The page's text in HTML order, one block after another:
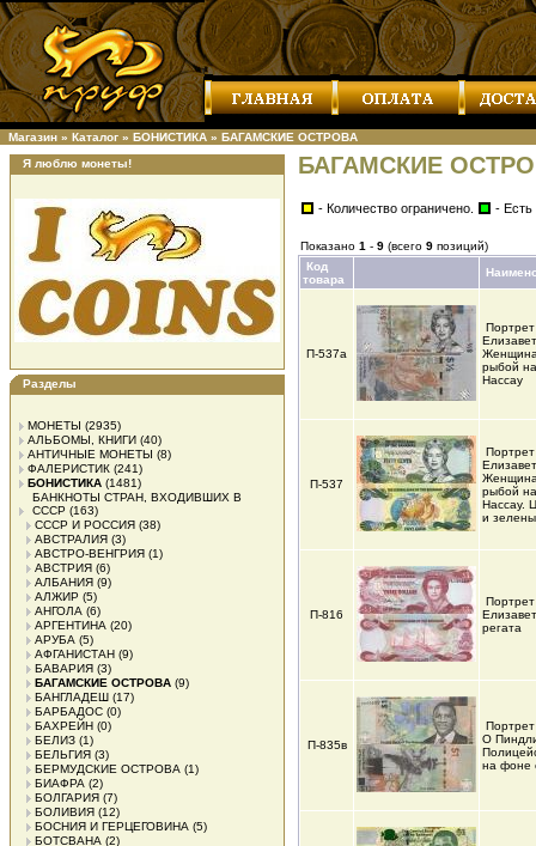
Магазин » Каталог » БОНИСТИКА » БАГАМСКИЕ ОСТРОВА
Я люблю монеты!
Разделы
МОНЕТЫ (2935)
АЛЬБОМЫ, КНИГИ (40)
АНТИЧНЫЕ МОНЕТЫ (8)
ФАЛЕРИСТИК (241)
БОНИСТИКА (1481)
БАНКНОТЫ СТРАН, ВХОДИВШИХ В
СССР (163)
СССР И РОССИЯ (38)
АВСТРАЛИЯ (3)
АВСТРО-ВЕНГРИЯ (1)
АВСТРИЯ (6)
АЛБАНИЯ (9)
АЛЖИР (5)
АНГОЛА (6)
АРГЕНТИНА (20)
АРУБА (5)
АФГАНИСТАН (9)
БАВАРИЯ (3)
БАГАМСКИЕ ОСТРОВА (9)
БАНГЛАДЕШ (17)
БАРБАДОС (0)
БАХРЕЙН (0)
БЕЛИЗ (1)
БЕЛЬГИЯ (3)
БЕРМУДСКИЕ ОСТРОВА (1)
БИАФРА (2)
БОЛГАРИЯ (7)
БОЛИВИЯ (12)
БОСНИЯ И ГЕРЦЕГОВИНА (5)
БОТСВАНА (2)
БАГАМСКИЕ
- Количество ограничено. - Есть
Показано 1 - 9 (всего 9 позиций)
Код
товара
П-537а
рыбой
Нассау
П-537
рыбой
Нассау.
и
П-816
регата
П-835в
О
на фоне